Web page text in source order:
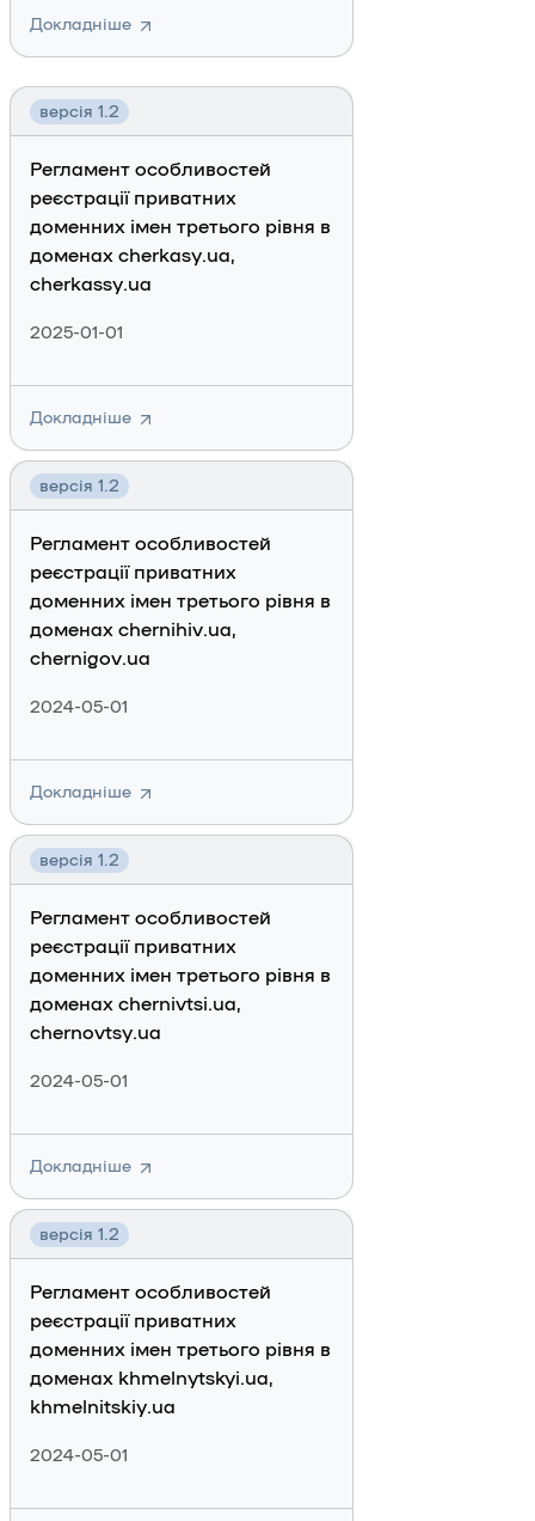
Докладніше
версія 1.2
Регламент особливостей
реєстрації приватних
доменних імен третього рівня в
доменах cherkasy.ua,
cherkassy.ua
2025-01-01
Докладніше
версія 1.2
Регламент особливостей
реєстрації приватних
доменних імен третього рівня в
доменах chernihiv.ua,
chernigov.ua
2024-05-01
Докладніше
версія 1.2
Регламент особливостей
реєстрації приватних
доменних імен третього рівня в
доменах chernivtsi.ua,
chernovtsy.ua
2024-05-01
Докладніше
версія 1.2
Регламент особливостей
реєстрації приватних
доменних імен третього рівня в
доменах khmelnytskyi.ua,
khmelnitskiy.ua
2024-05-01